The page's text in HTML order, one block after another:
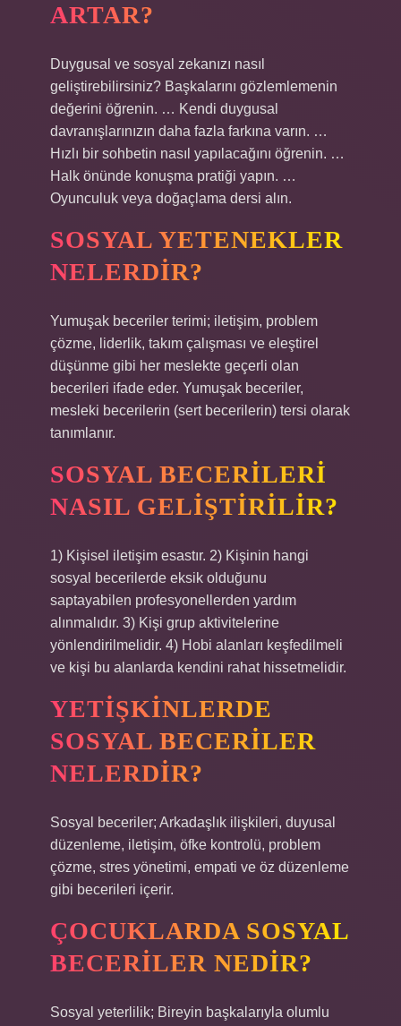
ARTAR?
Duygusal ve sosyal zekanızı nasıl
geliştirebilirsiniz? Başkalarını gözlemlemenin
değerini öğrenin. … Kendi duygusal
davranışlarınızın daha fazla farkına varın. …
Hızlı bir sohbetin nasıl yapılacağını öğrenin. …
Halk önünde konuşma pratiği yapın. …
Oyunculuk veya doğaçlama dersi alın.
SOSYAL YETENEKLER
NELERDIR?
Yumuşak beceriler terimi; iletişim, problem
çözme, liderlik, takım çalışması ve eleştirel
düşünme gibi her meslekte geçerli olan
becerileri ifade eder. Yumuşak beceriler,
mesleki becerilerin (sert becerilerin) tersi olarak
tanımlanır.
SOSYAL BECERILERI
NASIL GELIŞTIRILIR?
1) Kişisel iletişim esastır. 2) Kişinin hangi
sosyal becerilerde eksik olduğunu
saptayabilen profesyonellerden yardım
alınmalıdır. 3) Kişi grup aktivitelerine
yönlendirilmelidir. 4) Hobi alanları keşfedilmeli
ve kişi bu alanlarda kendini rahat hissetmelidir.
YETIŞKINLERDE
SOSYAL BECERILER
NELERDIR?
Sosyal beceriler; Arkadaşlık ilişkileri, duyusal
düzenleme, iletişim, öfke kontrolü, problem
çözme, stres yönetimi, empati ve öz düzenleme
gibi becerileri içerir.
ÇOCUKLARDA SOSYAL
BECERILER NEDIR?
Sosyal yeterlilik; Bireyin başkalarıyla olumlu